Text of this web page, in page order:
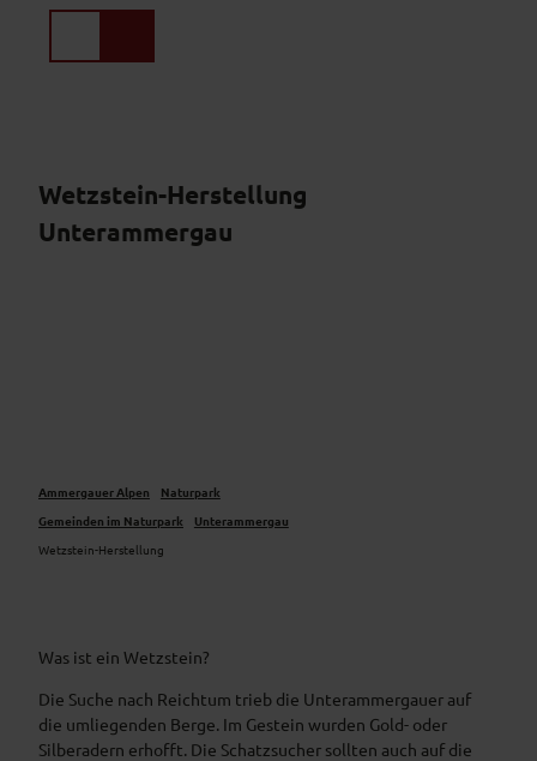
Wetzstein-Herstellung
Unterammergau
Ammergauer Alpen
Naturpark
Gemeinden im Naturpark
Unterammergau
Wetzstein-Herstellung
Was ist ein Wetzstein?
Die Suche nach Reichtum trieb die Unterammergauer auf
die umliegenden Berge. Im Gestein wurden Gold- oder
Silberadern erhofft. Die Schatzsucher sollten auch auf die